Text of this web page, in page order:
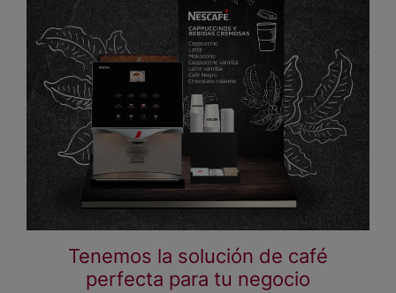
Tenemos la solución de café
perfecta para tu negocio